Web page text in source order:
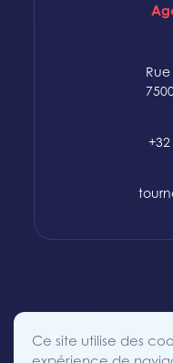
Politique des
Ce site utilise des